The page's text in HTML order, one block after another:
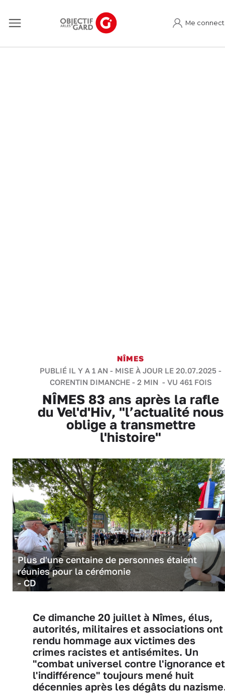
Me
NÎMES
PUBLIÉ IL Y A 1 AN - MISE À JOUR LE 20.07.2025 -
CORENTIN DIMANCHE- 2 MIN - VU 461 FOIS
NÎMES 83 ans après la rafle
du Vel'd'Hiv, "l’actualité nous
oblige a transmettre
l'histoire"
Plus d'une centaine de personnes étaient
réunies pour la cérémonie
- CD
Ce dimanche 20 juillet à Nîmes, élus,
autorités, militaires et associations ont
rendu hommage aux victimes des
crimes racistes et antisémites. Un
"combat universel contre l'ignorance et
l'indifférence" toujours mené huit
décennies après les dégâts du